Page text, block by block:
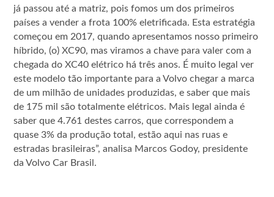
já passou até a matriz, pois fomos um dos primeiros
países a vender a frota 100% eletrificada. Esta estratégia
começou em 2017, quando apresentamos nosso primeiro
híbrido, (o) XC90, mas viramos a chave para valer com a
chegada do XC40 elétrico há três anos. É muito legal ver
este modelo tão importante para a Volvo chegar a marca
de um milhão de unidades produzidas, e saber que mais
de 175 mil são totalmente elétricos. Mais legal ainda é
saber que 4.761 destes carros, que correspondem a
quase 3% da produção total, estão aqui nas ruas e
estradas brasileiras”, analisa Marcos Godoy, presidente
da Volvo Car Brasil.